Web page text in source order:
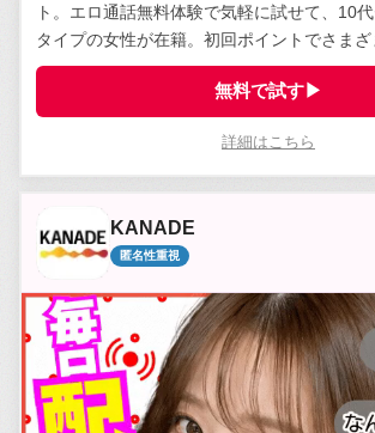
ト。エロ通話無料体験で気軽に試せて、10
タイプの女性が在籍。初回ポイントでさまざ
める。
無料で試す▶
詳細はこちら
KANADE
匿名性重視